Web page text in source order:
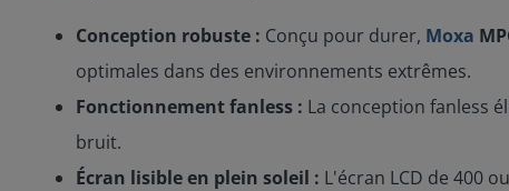
Conception robuste : Conçu pour durer, Moxa
optimales dans des environnements extrêmes.
Fonctionnement fanless : La conception fanless
bruit.
Écran lisible en plein soleil : L'écran LCD de 400